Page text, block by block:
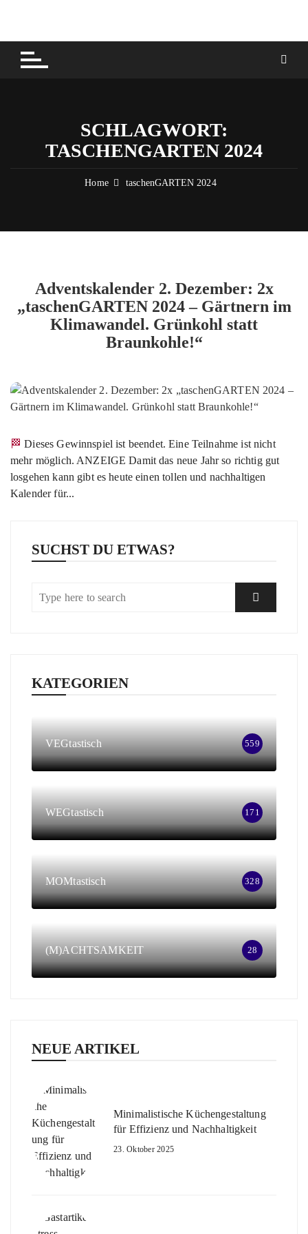
content
SCHLAGWORT:
TASCHENGARTEN 2024
Home taschenGARTEN 2024
Adventskalender 2. Dezember: 2x
„taschenGARTEN 2024 – Gärtnern im
Klimawandel. Grünkohl statt
Braunkohle!“
🏁 Dieses Gewinnspiel ist beendet. Eine Teilnahme ist nicht
mehr möglich. ANZEIGE Damit das neue Jahr so richtig gut
losgehen kann gibt es heute einen tollen und nachhaltigen
Kalender für...
SUCHST DU ETWAS?
KATEGORIEN
VEGtastisch 559
WEGtastisch 171
MOMtastisch 328
(M)ACHTSAMKEIT 28
NEUE ARTIKEL
Minimalistische Küchengestaltung
für Effizienz und Nachhaltigkeit
23. Oktober 2025